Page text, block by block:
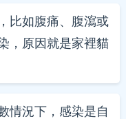
比如腹痛、腹瀉或
，原因就是家裡貓
情況下，感染是自